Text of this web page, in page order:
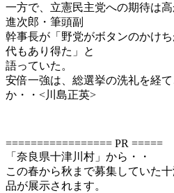
一方で、立憲民主党への期待は
進次郎・筆頭副
幹事長が「野党がボタンのかけ
代もあり得た」と
語っていた。
安倍一強は、総選挙の洗礼を経
か・・<川島正英>
================= PR =====
「奈良県十津川村」から・・
この春から秋まで募集していた
品が展示されます。